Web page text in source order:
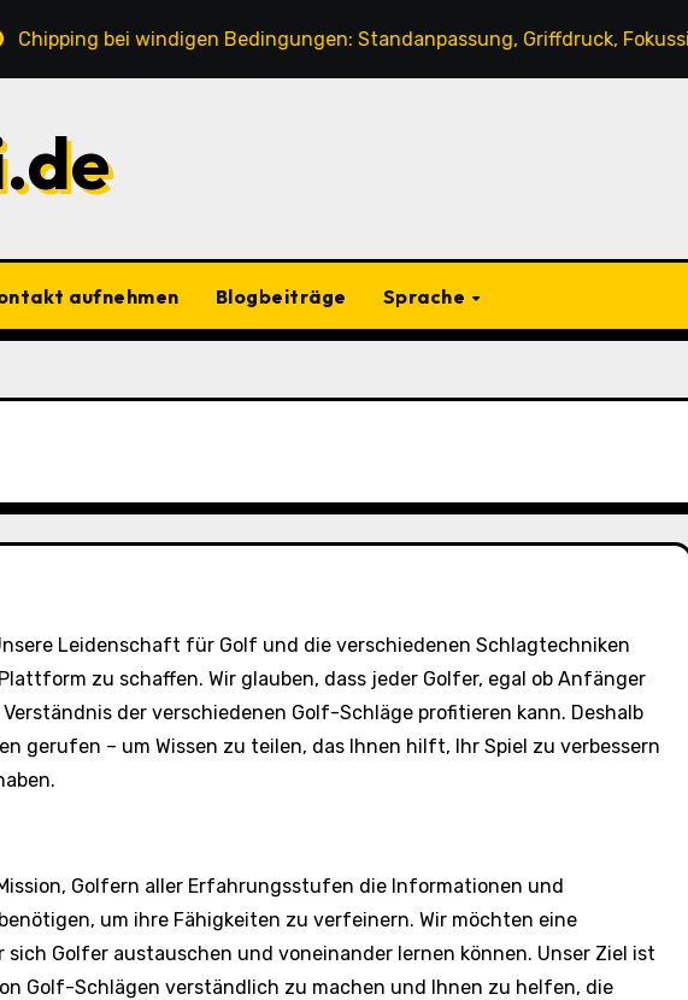
bei windigen Bedingungen: Standanpassung, Griffdruck,
aufnehmen Blogbeiträge Sprache
Leidenschaft für Golf und die verschiedenen Schlagtechniken
zu schaffen. Wir glauben, dass jeder Golfer, egal ob Anfänger
der verschiedenen Golf-Schläge profitieren kann. Deshalb
gerufen – um Wissen zu teilen, das Ihnen hilft, Ihr Spiel zu verbessern
Golfern aller Erfahrungsstufen die Informationen und
um ihre Fähigkeiten zu verfeinern. Wir möchten eine
Golfer austauschen und voneinander lernen können. Unser Ziel ist
Golf-Schlägen verständlich zu machen und Ihnen zu helfen, die